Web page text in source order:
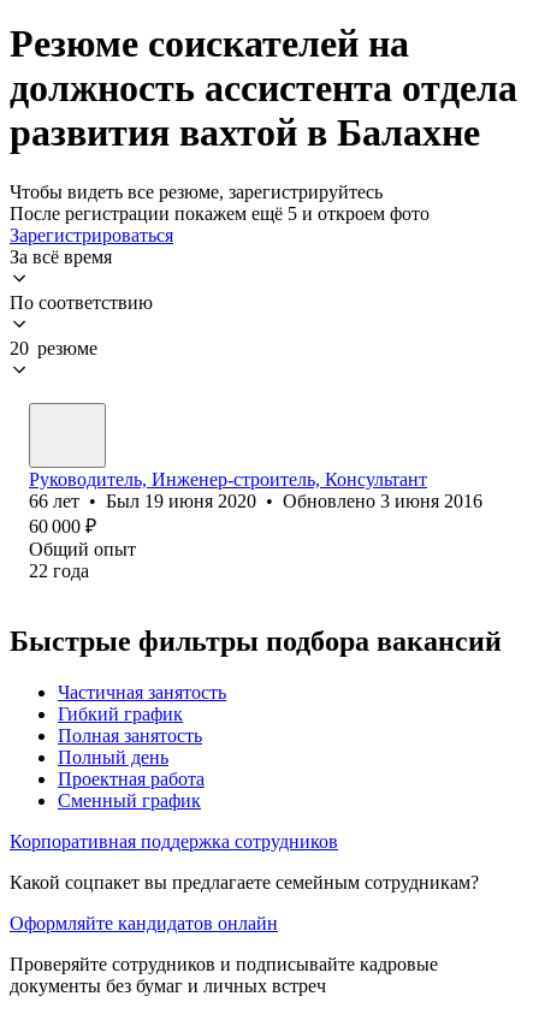
Резюме соискателей на
должность ассистента отдела
развития вахтой в Балахне
Чтобы видеть все резюме, зарегистрируйтесь
После регистрации покажем ещё 5 и откроем фото
Зарегистрироваться
За всё время
По соответствию
20 резюме
Руководитель, Инженер-строитель, Консультант
66 лет • Был 19 июня 2020 • Обновлено 3 июня 2016
60 000 ₽
Общий опыт
22 года
Быстрые фильтры подбора вакансий
Частичная занятость
Гибкий график
Полная занятость
Полный день
Проектная работа
Сменный график
Корпоративная поддержка сотрудников
Какой соцпакет вы предлагаете семейным сотрудникам?
Оформляйте кандидатов онлайн
Проверяйте сотрудников и подписывайте кадровые
документы без бумаг и личных встреч